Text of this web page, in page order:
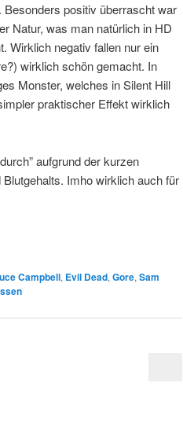
positiv überrascht war
Natur, was man natürlich in HD
Wirklich negativ fallen nur ein
wirklich schön gemacht. In
Monster, welches in Silent Hill
praktischer Effekt wirklich
aufgrund der kurzen
Imho wirklich auch für
Campbell, Evil Dead, Gore, Sam